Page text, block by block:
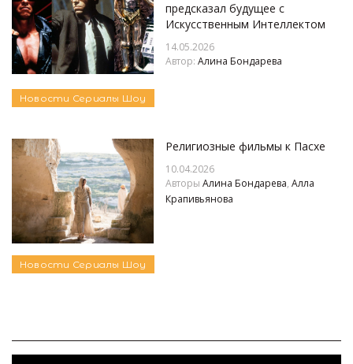
предсказал будущее с
Искусственным Интеллектом
14.05.2026
Автор: Алина Бондарева
Новости Сериалы Шоу
Религиозные фильмы к Пасхе
10.04.2026
Авторы Алина Бондарева, Алла
Крапивьянова
Новости Сериалы Шоу